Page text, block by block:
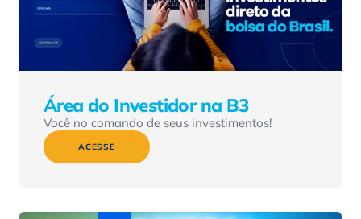
Área do Investidor na B3
Você no comando de seus investimentos!
ACESSE